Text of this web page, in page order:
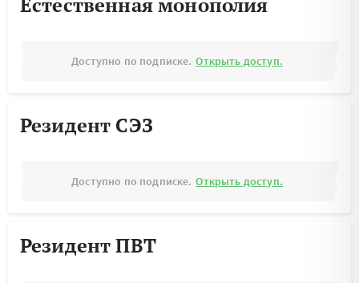
Доступно по подписке. Открыть доступ.
Резидент СЭЗ
Доступно по подписке. Открыть доступ.
Резидент ПВТ